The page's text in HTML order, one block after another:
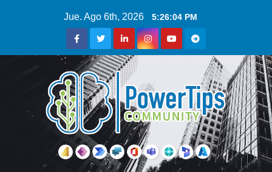
Jue. Ago 6th, 2026 5:26:04 PM